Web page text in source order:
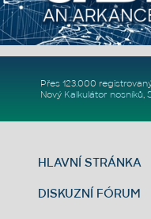
Přes 123.000
Nový Kalkulátor nosníků,
HLAVNÍ STRÁNKA
DISKUZNÍ FÓRUM